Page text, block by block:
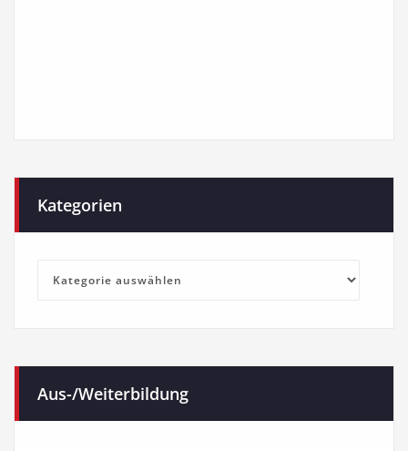
Kategorien
Kategorien
Aus-/Weiterbildung